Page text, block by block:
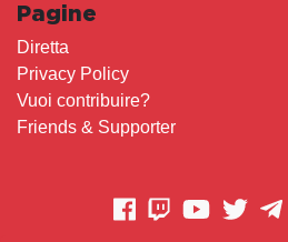
Pagine
Diretta
Privacy Policy
Vuoi contribuire?
Friends & Supporter